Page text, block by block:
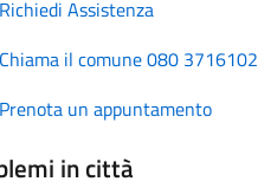
Richiedi Assistenza
Chiama il comune 080 3716102
Prenota un appuntamento
in città